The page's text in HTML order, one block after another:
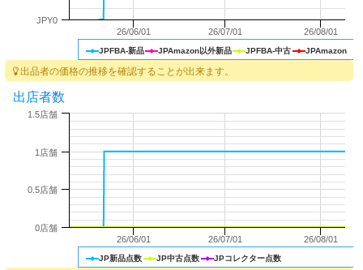
JPFBA-新品 JPAmazon以外新品 JPFBA-中古 JPAmazon
26/06/01 26/07/01 26/08/01
JPY0
出品者の価格の推移を確認することが出来ます。
出店者数
JP新品点数 JP中古点数 JPコレクター点数
26/06/01 26/07/01 26/08/01
0店舗
0.5店舗
1店舗
1.5店舗